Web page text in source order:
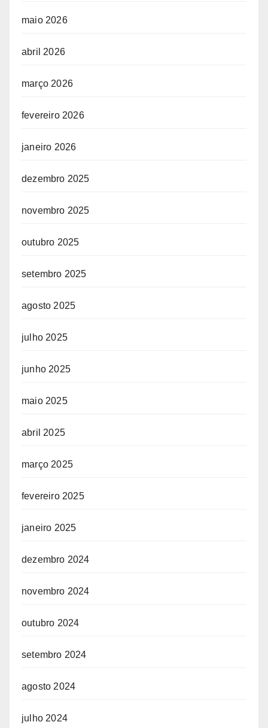
maio 2026
abril 2026
março 2026
fevereiro 2026
janeiro 2026
dezembro 2025
novembro 2025
outubro 2025
setembro 2025
agosto 2025
julho 2025
junho 2025
maio 2025
abril 2025
março 2025
fevereiro 2025
janeiro 2025
dezembro 2024
novembro 2024
outubro 2024
setembro 2024
agosto 2024
julho 2024